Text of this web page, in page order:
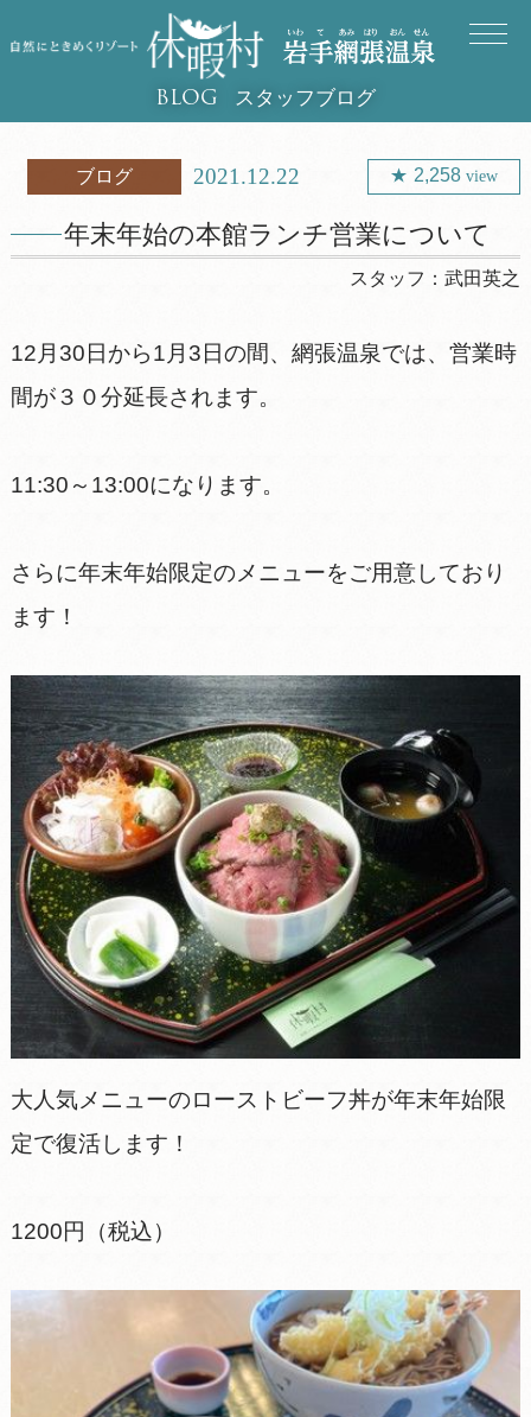
BLOG スタッフブログ
ブログ 2021.12.22 2,258view
年末年始の本館ランチ営業について
スタッフ：武田英之
12月30日から1月3日の間、網張温泉では、営業時
間が３０分延長されます。
11:30～13:00になります。
さらに年末年始限定のメニューをご用意しており
ます！
大人気メニューのローストビーフ丼が年末年始限
定で復活します！
1200円（税込）